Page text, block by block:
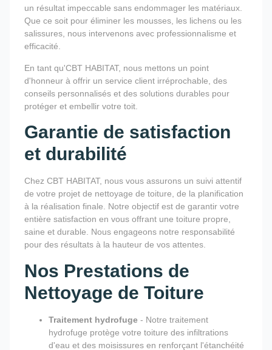
un résultat impeccable sans endommager les matériaux.
Que ce soit pour éliminer les mousses, les lichens ou les
salissures, nous intervenons avec professionnalisme et
efficacité.
En tant qu'CBT HABITAT, nous mettons un point
d'honneur à offrir un service client irréprochable, des
conseils personnalisés et des solutions durables pour
protéger et embellir votre toit.
Garantie de satisfaction
et durabilité
Chez CBT HABITAT, nous vous assurons un suivi attentif
de votre projet de nettoyage de toiture, de la planification
à la réalisation finale. Notre objectif est de garantir votre
entière satisfaction en vous offrant une toiture propre,
saine et durable. Nous engageons notre responsabilité
pour des résultats à la hauteur de vos attentes.
Nos Prestations de
Nettoyage de Toiture
Traitement hydrofuge - Notre traitement
hydrofuge protège votre toiture des infiltrations
d'eau et des moisissures en renforçant l'étanchéité